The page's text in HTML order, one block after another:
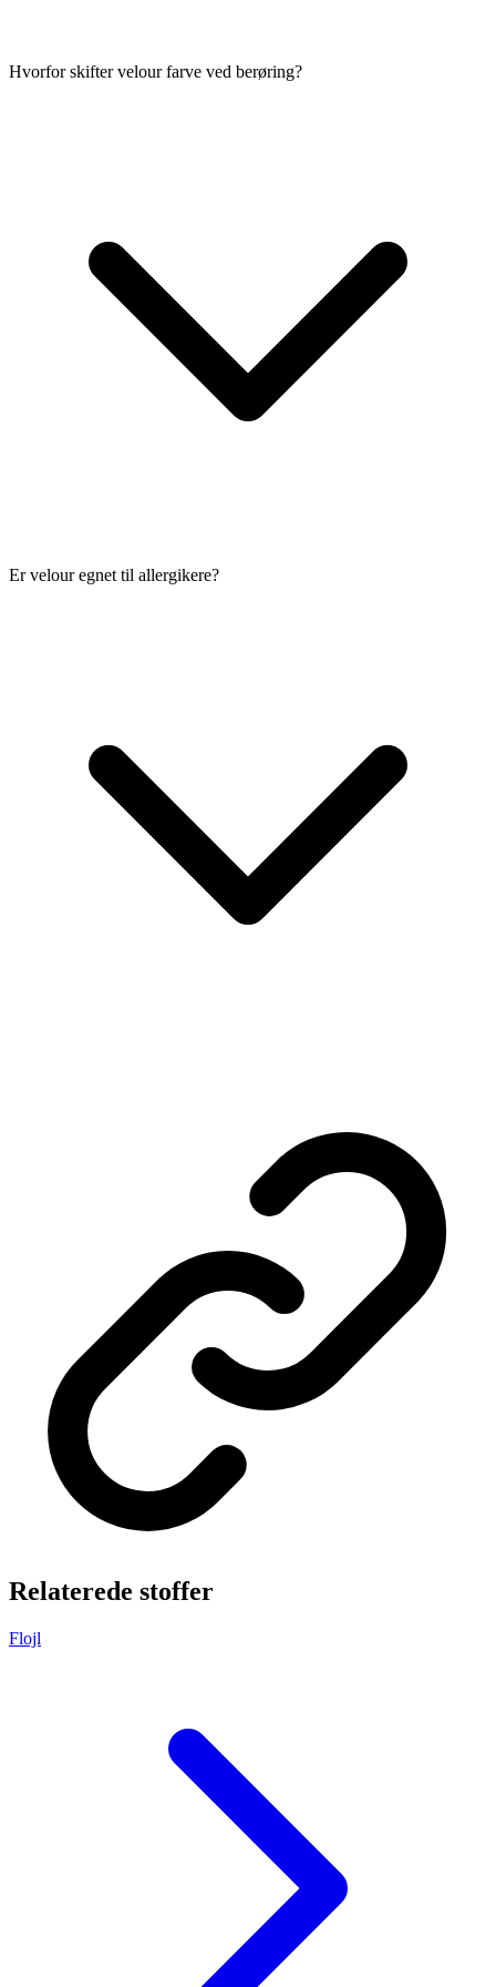
Hvorfor skifter velour farve ved berøring?
Er velour egnet til allergikere?
Relaterede stoffer
Flojl